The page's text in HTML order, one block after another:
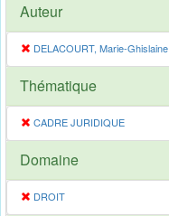
Auteur
DELACOURT, Marie-Ghislaine
Thématique
CADRE JURIDIQUE
Domaine
DROIT